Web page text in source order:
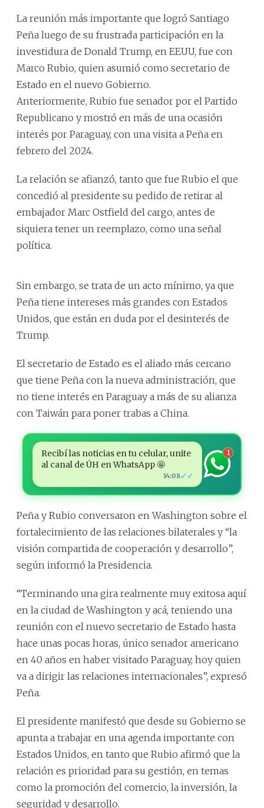
La reunión más importante que logró Santiago
Peña luego de su frustrada participación en la
investidura de Donald Trump, en EEUU, fue con
Marco Rubio, quien asumió como secretario de
Estado en el nuevo Gobierno.
Anteriormente, Rubio fue senador por el Partido
Republicano y mostró en más de una ocasión
interés por Paraguay, con una visita a Peña en
febrero del 2024.
La relación se afianzó, tanto que fue Rubio el que
concedió al presidente su pedido de retirar al
embajador Marc Ostfield del cargo, antes de
siquiera tener un reemplazo, como una señal
política.
Sin embargo, se trata de un acto mínimo, ya que
Peña tiene intereses más grandes con Estados
Unidos, que están en duda por el desinterés de
Trump.
El secretario de Estado es el aliado más cercano
que tiene Peña con la nueva administración, que
no tiene interés en Paraguay a más de su alianza
con Taiwán para poner trabas a China.
Recibí las noticias en tu celular, unite
al canal de ÚH en WhatsApp 🤩
14:08✓✓
1
Peña y Rubio conversaron en Washington sobre el
fortalecimiento de las relaciones bilaterales y “la
visión compartida de cooperación y desarrollo”,
según informó la Presidencia.
“Terminando una gira realmente muy exitosa aquí
en la ciudad de Washington y acá, teniendo una
reunión con el nuevo secretario de Estado hasta
hace unas pocas horas, único senador americano
en 40 años en haber visitado Paraguay, hoy quien
va a dirigir las relaciones internacionales”, expresó
Peña.
El presidente manifestó que desde su Gobierno se
apunta a trabajar en una agenda importante con
Estados Unidos, en tanto que Rubio afirmó que la
relación es prioridad para su gestión, en temas
como la promoción del comercio, la inversión, la
seguridad y desarrollo.